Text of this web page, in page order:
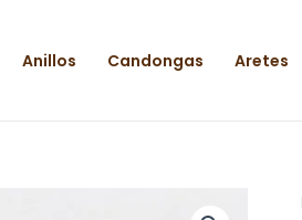
Anillos Candongas Aretes